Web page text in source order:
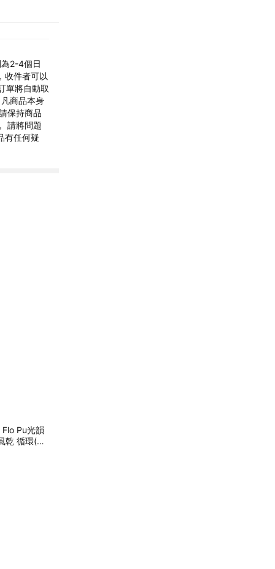
2-4個日
收件者可以
單將自動取
商品本身
保持商品
請將問題
有任何疑
Pu光韻
乾 循環(牙